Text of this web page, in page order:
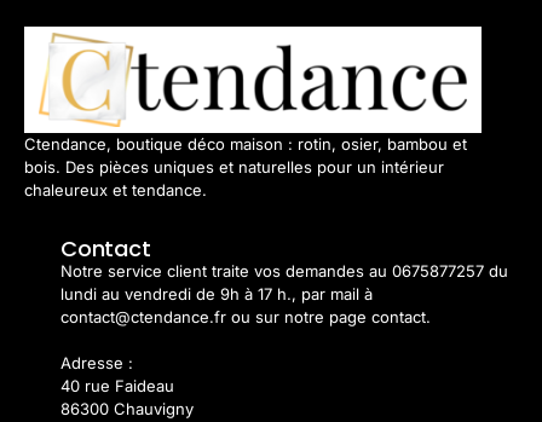
Ctendance, boutique déco maison : rotin, osier, bambou et
bois. Des pièces uniques et naturelles pour un intérieur
chaleureux et tendance.
Contact
Notre service client traite vos demandes au 0675877257 du
lundi au vendredi de 9h à 17 h., par mail à
contact@ctendance.fr ou sur notre page contact.
Adresse :
40 rue Faideau
86300 Chauvigny